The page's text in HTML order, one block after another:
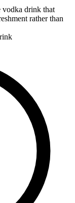
vodka drink that
rather than